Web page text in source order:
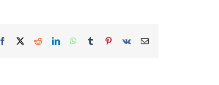
Facebook RedditLinkedInWhatsApp
Tumblr Pinterest
Vk Email